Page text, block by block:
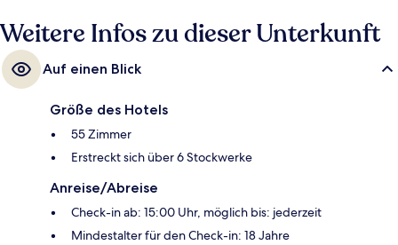
Weitere Infos zu dieser Unterkunft
Auf einen Blick
Größe des Hotels
55 Zimmer
Erstreckt sich über 6 Stockwerke
Anreise/Abreise
Check-in ab: 15:00 Uhr, möglich bis: jederzeit
Mindestalter für den Check-in: 18 Jahre